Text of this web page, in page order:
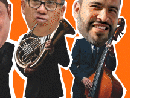
con la cúpula deGrupo
integrada porAqualia
(44%) yAqualia
del grupo españolFCC;
deEmpresas ICA ; yServicios